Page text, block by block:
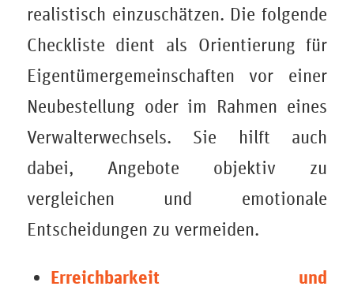
realistisch einzuschätzen. Die folgende
Checkliste dient als Orientierung für
Eigentümergemeinschaften vor einer
Neubestellung oder im Rahmen eines
Verwalterwechsels. Sie hilft auch
dabei, Angebote objektiv zu
vergleichen und emotionale
Entscheidungen zu vermeiden.
Erreichbarkeit und